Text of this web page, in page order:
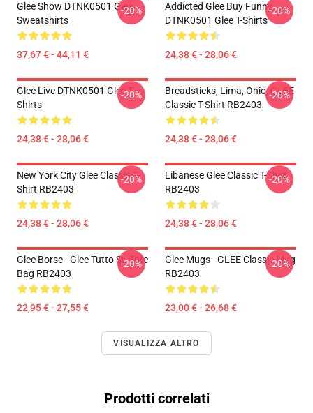
Glee Show DTNK0501 Glee
Sweatshirts
37,67 € - 44,11 €
-20%
Addicted Glee Buy Funny
DTNK0501 Glee T-Shirts
24,38 € - 28,06 €
-20%
Glee Live DTNK0501 Glee T-
Shirts
24,38 € - 28,06 €
-20%
Breadsticks, Lima, Ohio, GLEE
Classic T-Shirt RB2403
24,38 € - 28,06 €
-20%
New York City Glee Classic T-
Shirt RB2403
24,38 € - 28,06 €
-20%
Libanese Glee Classic T-Shirt
RB2403
24,38 € - 28,06 €
-20%
Glee Borse - Glee Tutto Su Tote
Bag RB2403
22,95 € - 27,55 €
-20%
Glee Mugs - GLEE Classic Mug
RB2403
23,00 € - 26,68 €
-20%
VISUALIZZA ALTRO
Prodotti correlati